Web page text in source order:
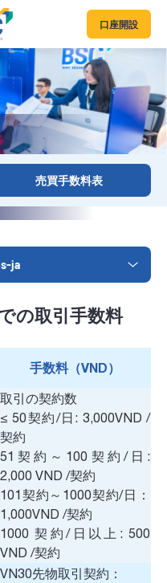
口座開設
売買手数料表
ja
の取引手数料
手数料（VND）
取引の契約数
≤ 50契約/日: 3,000VND /
契約
51契約～100契約/日:
2,000 VND /契約
101契約～1000契約/日：
1,000VND /契約
1000 契約/日以上: 500
VND /契約
VN30先物取引契約：